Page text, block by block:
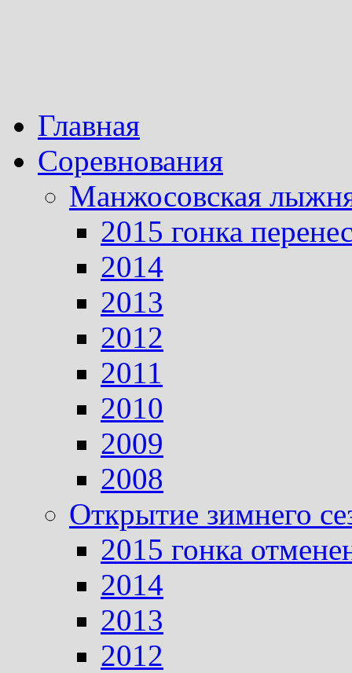
Главная
Соревнования
Манжосовская
2015 гонка
2014
2013
2012
2011
2010
2009
2008
Открытие зимнего
2015 гонка
2014
2013
2012